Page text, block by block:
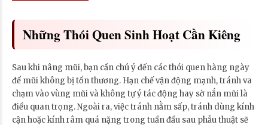
Những Thói Quen Sinh Hoạt Cần Kiêng
Sau khi nâng mũi, bạn cần chú ý đến các thói quen hàng ngày
để mũi không bị tổn thương. Hạn chế vận động mạnh, tránh va
chạm vào vùng mũi và không tự ý tác động hay sờ nắn mũi là
điều quan trọng. Ngoài ra, việc tránh nằm sấp, tránh dùng kính
cận hoặc kính râm quá nặng trong tuần đầu sau phẫu thuật sẽ